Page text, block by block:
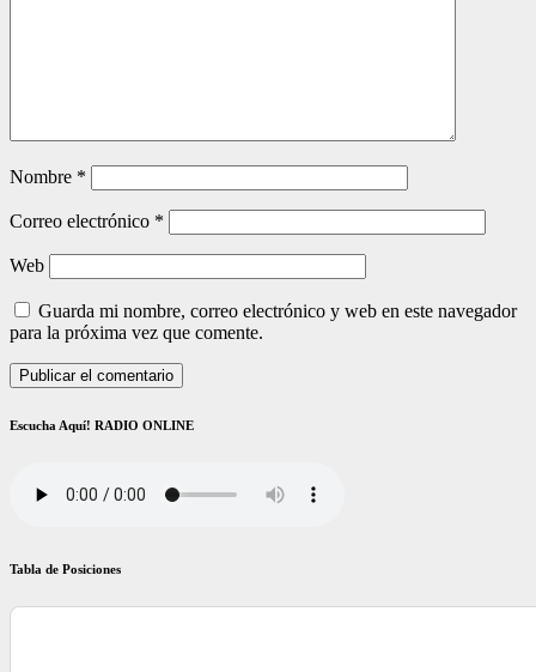
Nombre *
Correo electrónico *
Web
Guarda mi nombre, correo electrónico y web en este navegador
para la próxima vez que comente.
Escucha Aquí! RADIO ONLINE
Tabla de Posiciones